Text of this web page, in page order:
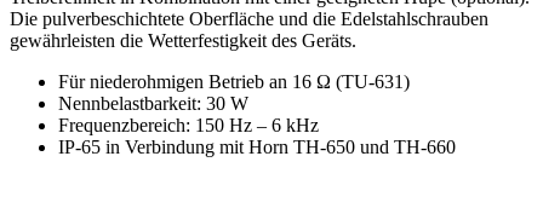
Die pulverbeschichtete Oberfläche und die Edelstahlschrauben
gewährleisten die Wetterfestigkeit des Geräts.
Für niederohmigen Betrieb an 16 Ω (TU-631)
Nennbelastbarkeit: 30 W
Frequenzbereich: 150 Hz – 6 kHz
IP-65 in Verbindung mit Horn TH-650 und TH-660